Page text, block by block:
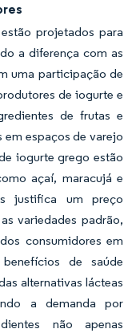
projetados para
a diferença com as
uma participação de
de iogurte e
de frutas e
espaços de varejo
iogurte grego estão
açaí, maracujá e
justifica um preço
variedades padrão,
consumidores em
de saúde
alternativas lácteas
a demanda por
não apenas